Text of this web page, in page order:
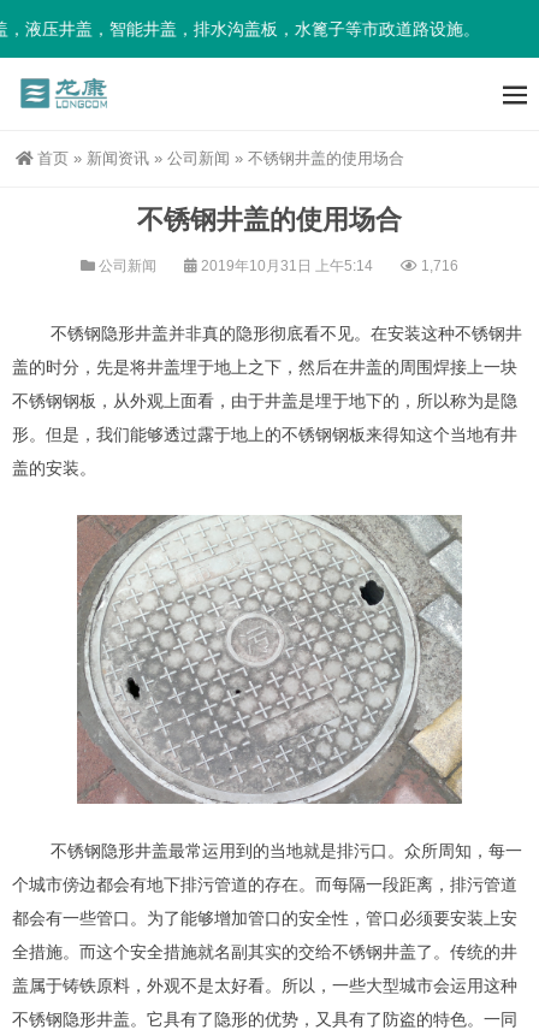
压井盖，智能井盖，排水沟盖板，水篦子等市政道路设施。
首页 » 新闻资讯 » 公司新闻 » 不锈钢井盖的使用场合
不锈钢井盖的使用场合
公司新闻 2019年10月31日 上午5:14 1,716
不锈钢隐形井盖并非真的隐形彻底看不见。在安装这种不锈钢井
盖的时分，先是将井盖埋于地上之下，然后在井盖的周围焊接上一块
不锈钢钢板，从外观上面看，由于井盖是埋于地下的，所以称为是隐
形。但是，我们能够透过露于地上的不锈钢钢板来得知这个当地有井
盖的安装。
不锈钢隐形井盖最常运用到的当地就是排污口。众所周知，每一
个城市傍边都会有地下排污管道的存在。而每隔一段距离，排污管道
都会有一些管口。为了能够增加管口的安全性，管口必须要安装上安
全措施。而这个安全措施就名副其实的交给不锈钢井盖了。传统的井
盖属于铸铁原料，外观不是太好看。所以，一些大型城市会运用这种
不锈钢隐形井盖。它具有了隐形的优势，又具有了防盗的特色。一同